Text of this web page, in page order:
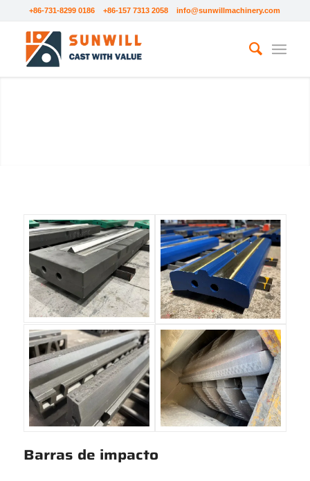
+86-731-8299 0186 +86-157 7313 2058info@sunwillmachinery.com
Barras de impacto